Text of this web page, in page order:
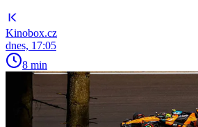
Kinobox.cz
dnes, 17:05
8 min